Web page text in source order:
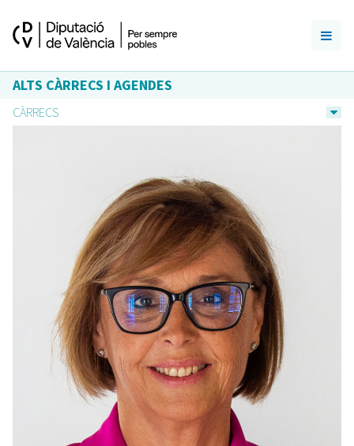
ALTS CÀRRECS I AGENDES
CÀRRECS